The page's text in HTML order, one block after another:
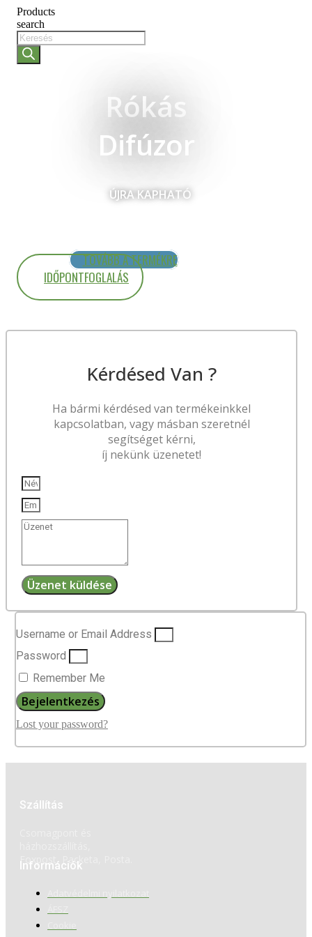
Products
search
Rókás
Difúzor
ÚJRA KAPHATÓ
TOVÁBB A TERMÉKRE
IDŐPONTFOGLALÁS
Kérdésed Van ?
Ha bármi kérdésed van termékeinkkel
kapcsolatban, vagy másban szeretnél
segítséget kérni,
íj nekünk üzenetet!
Üzenet küldése
Username or Email Address
Password
Remember Me
Bejelentkezés
Lost your password?
Szállítás
Foxpost, Packeta, Posta.
Információk